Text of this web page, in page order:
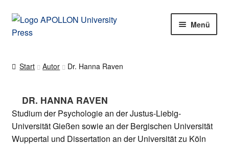
Zur
Navigation
Zum
Inhalt
Menü
Start Autor Dr. Hanna Raven
DR. HANNA RAVEN
Studium der Psychologie an der Justus-Liebig-
Universität Gießen sowie an der Bergischen Universität
Wuppertal und Dissertation an der Universität zu Köln